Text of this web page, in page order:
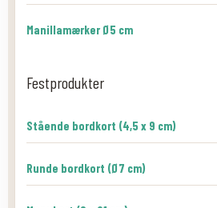
Manillamærker Ø5 cm
Festprodukter
Stående bordkort (4,5 x 9 cm)
Runde bordkort (Ø7 cm)